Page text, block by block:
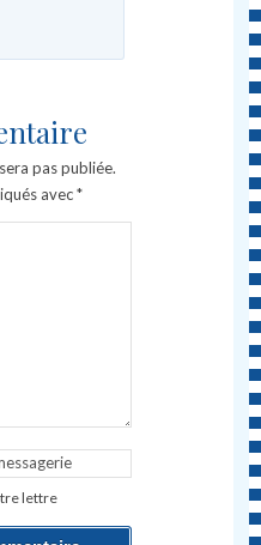
pas publiée.
avec*
lettre